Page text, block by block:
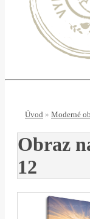
Úvod » Moderné
Obraz
12